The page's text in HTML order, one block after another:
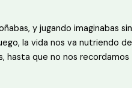
y jugando imaginabas sin
la vida nos va nutriendo de
hasta que no nos recordamos